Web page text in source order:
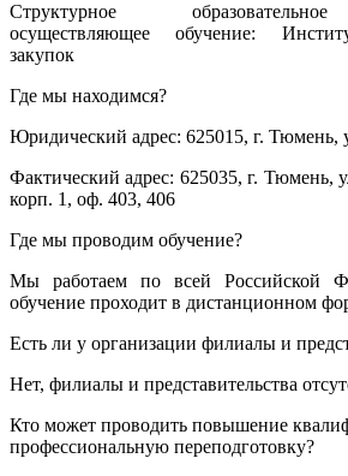
Структурное
осуществляющее обучение:
закупок
Где мы находимся?
Юридический адрес: 625015, г. Тюмень,
Фактический адрес: 625035, г. Тюмень,
корп. 1, оф. 403, 406
Где мы проводим обучение?
Мы работаем по всей Российской
обучение проходит в дистанционном
Есть ли у организации филиалы и
Нет, филиалы и представительства
Кто может проводить повышение
профессиональную переподготовку?